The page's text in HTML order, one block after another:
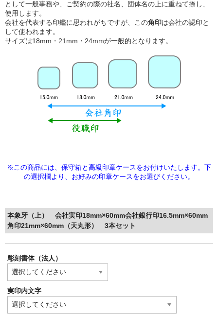
として一般事務や、ご契約の際の社名、団体名の上に重ねて捺し、
使用します。
会社を代表する印鑑に思われがちですが、この角印は会社の認印と
して使われます。
サイズは18mm・21mm・24mmが一般的となります。
※この商品には、保守箱と高級印章ケースをお付けいたします。下
の選択欄より、 お好みの印章ケースをお選びください。
本象牙（上） 会社実印18mm×60mm会社銀行印16.5mm×60mm
角印21mm×60mm（天丸形） 3本セット
彫刻書体（法人）
実印内文字